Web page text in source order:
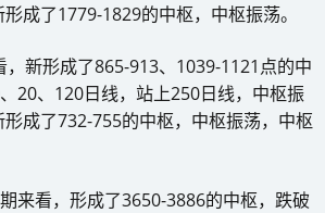
成了1779-1829的中枢，中枢振荡。
新形成了865-913、1039-1121点的中
20、120日线，站上250日线，中枢振
成了732-755的中枢，中枢振荡，中枢
来看，形成了3650-3886的中枢，跌破